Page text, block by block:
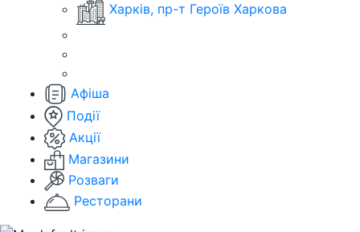
Харків, пр-т Героїв Харкова
Афіша
Події
Акції
Магазини
Розваги
Ресторани